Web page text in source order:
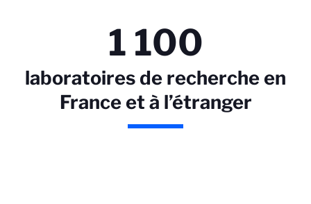
1 100
laboratoires de recherche en
France et à l’étranger